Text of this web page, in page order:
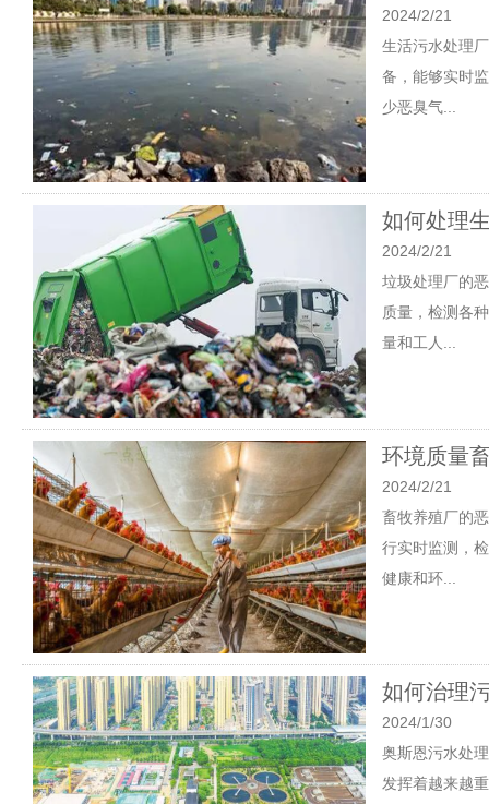
2024/2/21
生活污水处理
备，能够实时
少恶臭气...
如何处理
2024/2/21
垃圾处理厂的
质量，检测各
量和工人...
环境质量
2024/2/21
畜牧养殖厂的
行实时监测，
健康和环...
如何治理
2024/1/30
奥斯恩污水处
发挥着越来越